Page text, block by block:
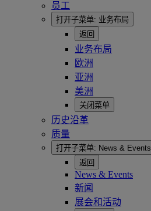
员工
打开子菜单: 业务布局
返回
业务布局
欧洲
亚洲
美洲
关闭菜单
历史沿革
质量
打开子菜单: News & Events
返回
News & Events
新闻
展会和活动